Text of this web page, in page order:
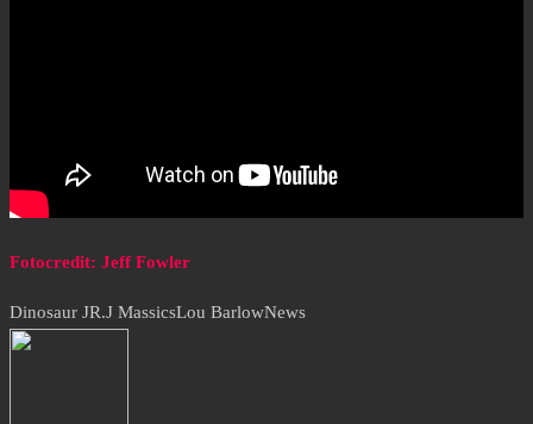
Fotocredit: Jeff Fowler
Dinosaur JR.J MassicsLou BarlowNews